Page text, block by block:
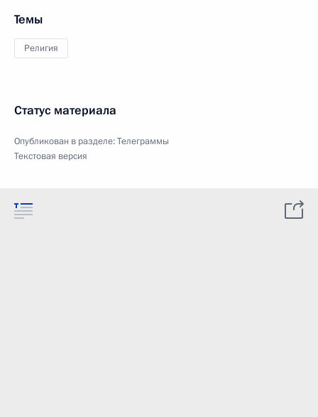
Темы
Религия
Статус материала
Опубликован в разделе:Телеграммы
Текстовая версия